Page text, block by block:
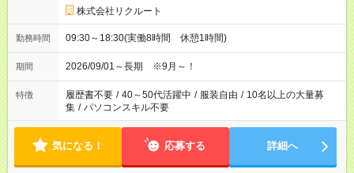
株式会社リクルート
勤務時間 09:30～18:30(実働8時間 休憩1時間)
期間 2026/09/01～長期 ※9月～！
特徴 履歴書不要 / 40～50代活躍中 / 服装自由 / 10名以上の大量募
集 / パソコンスキル不要
気になる！ 応募する 詳細へ